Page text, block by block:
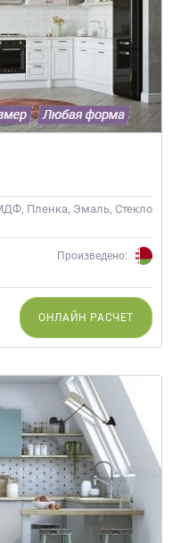
Пленка, Эмаль, Стекло
Произведено:
ОНЛАЙН РАСЧЕТ